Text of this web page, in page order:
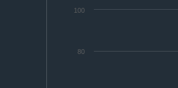
80
100